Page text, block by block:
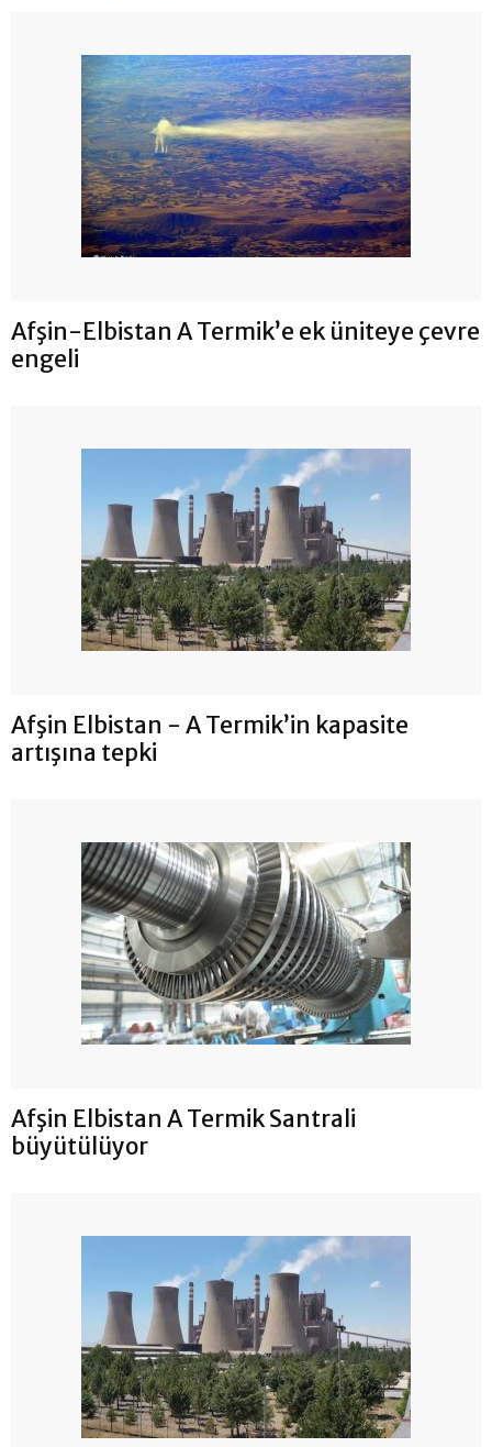
Afşin-Elbistan A Termik’e ek üniteye çevre
engeli
Afşin Elbistan - A Termik’in kapasite
artışına tepki
Afşin Elbistan A Termik Santrali
büyütülüyor